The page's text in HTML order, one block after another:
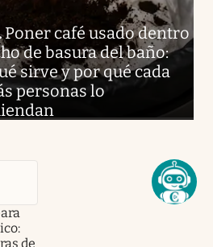
Poner café usado dentro
de basura del baño:
sirve y por qué cada
personas lo
de